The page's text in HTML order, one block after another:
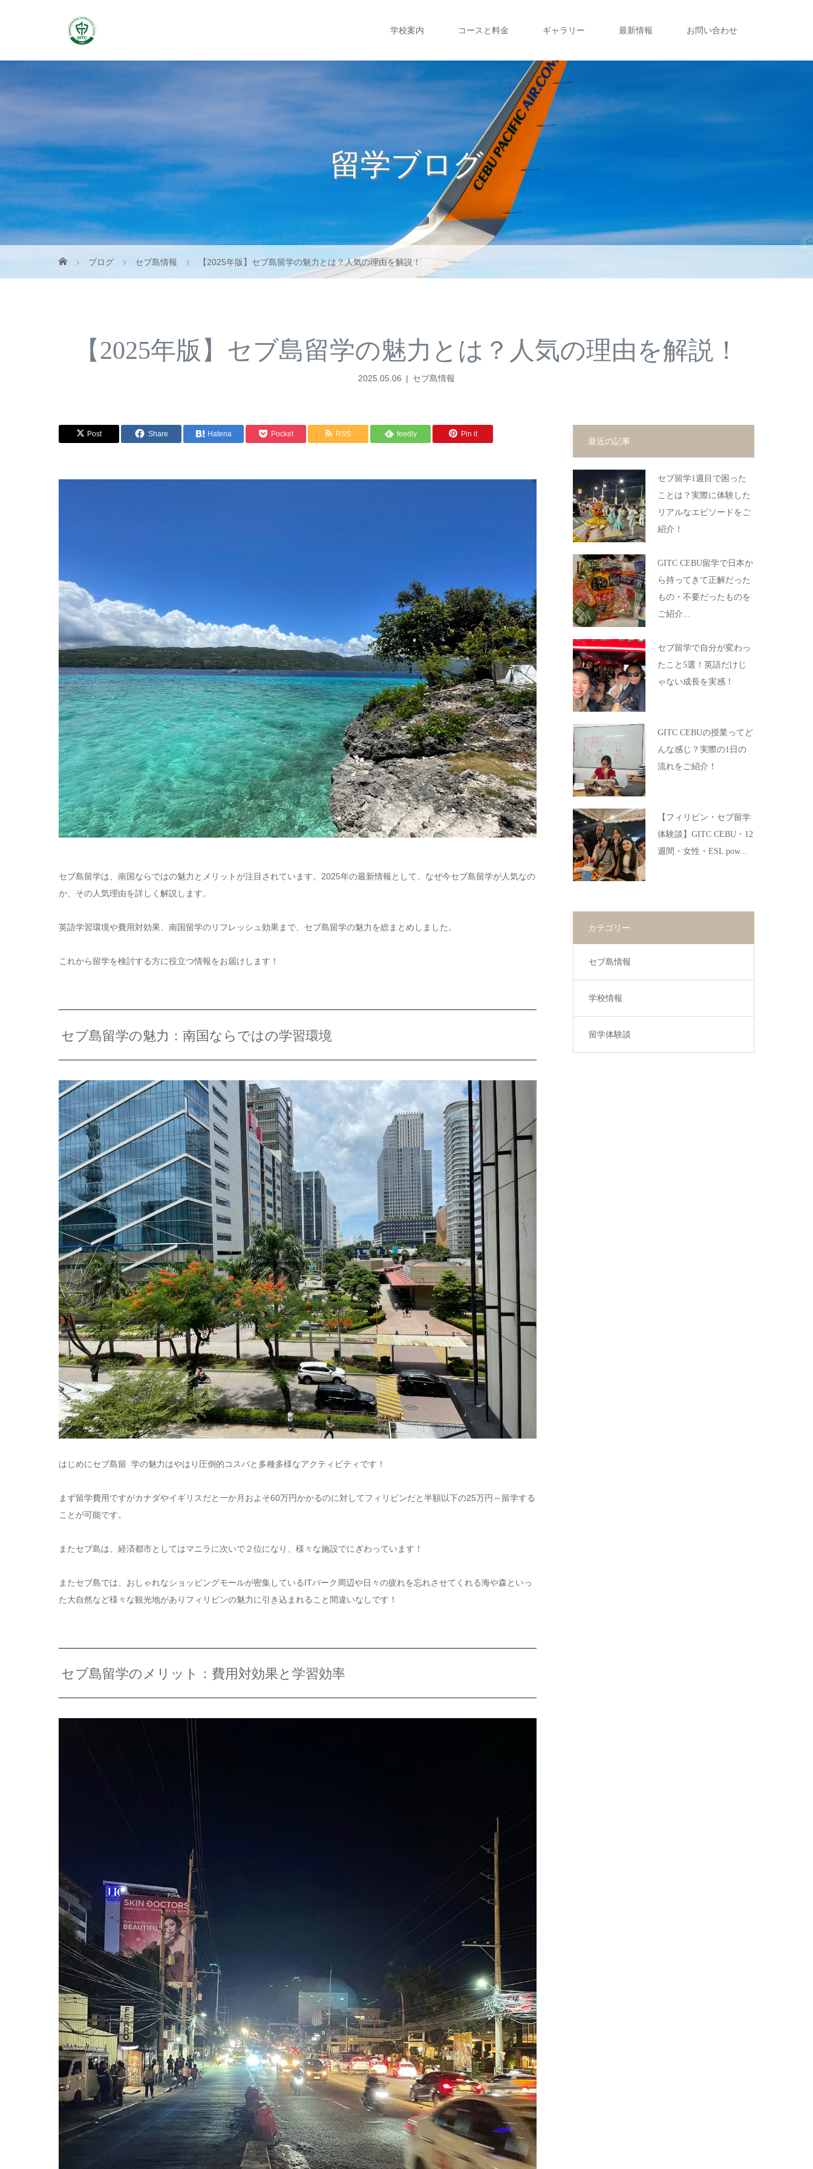
学校案内 コースと料金 ギャラリー 最新情報 お問い合わせ
留学ブログ
ブログ セブ島情報 【2025年版】セブ島留学の魅力とは？人気の理由を解説！
【2025年版】セブ島留学の魅力とは？人気の理由を解説！
2025.05.06 セブ島情報
Post Share Hatena Pocket RSS feedly Pin it
セブ島留学は、南国ならではの魅力とメリットが注目されています。2025年の最新情報として、なぜ今セブ島留学が人気なの
か、その人気理由を詳しく解説します。
英語学習環境や費用対効果、南国留学のリフレッシュ効果まで、セブ島留学の魅力を総まとめしました。
これから留学を検討する方に役立つ情報をお届けします！
セブ島留学の魅力：南国ならではの学習環境
はじめにセブ島留 学の魅力はやは り圧倒的コスパと多種多様なアクティビティです！
まず留学費用ですがカナダやイギリスだと一か月およそ60万円かかるのに対してフィリピンだと半額以下の25万円～留学する
ことが可能です。
またセブ島は、経済都市としてはマニラに次いで２位になり、様々な施設でにぎわっています！
またセブ島では、おしゃれなショッピングモールが密集しているITパーク周辺や日々の疲れを忘れさせてくれる海や森といっ
た大自然など様々な観光地がありフィリピンの魅力に引き込まれること間違いなしです！
セブ島留学のメリット：費用対効果と学習効率
最近の記事
セブ留学1週目で困った
ことは？実際に体験した
リアルなエピソードをご
紹介！
GITC CEBU留学で日本か
ら持ってきて正解だった
もの・不要だったものを
ご紹介...
セブ留学で自分が変わっ
たこと5選！英語だけじ
ゃない成長を実感！
GITC CEBUの授業ってど
んな感じ？実際の1日の
流れをご紹介！
【フィリピン・セブ留学
体験談】GITC CEBU・12
週間・女性・ESL pow...
カテゴリー
セブ島情報
学校情報
留学体験談